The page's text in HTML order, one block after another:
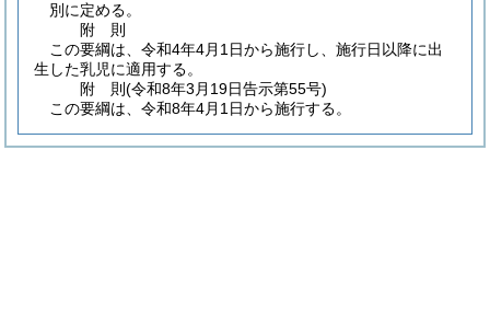
別に定める。
附 則
この要綱は、令和4年4月1日から施行し、施行日以降に出
生した乳児に適用する。
附 則(令和8年3月19日告示第55号)
この要綱は、令和8年4月1日から施行する。